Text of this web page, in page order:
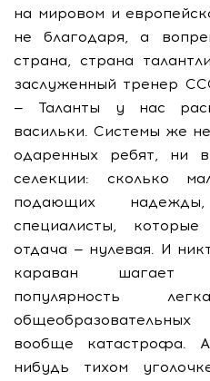
на мировом и
не благодаря, а
страна, страна
заслуженный тренер
— Таланты у нас
васильки. Системы же
одаренных ребят, ни
селекции: сколько
подающих
специалисты,
отдача — нулевая. И
караван шагает
популярность
вообще катастрофа.
нибудь тихом